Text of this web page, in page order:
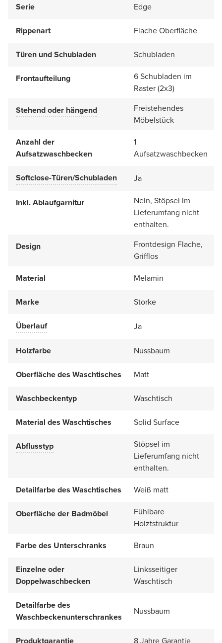
Serie
Edge
Rippenart Flache Oberfläche
Türen und Schubladen Schubladen
Frontaufteilung
6 Schubladen im
Raster (2x3)
Stehend oder hängend
Freistehendes
Möbelstück
Anzahl der
Aufsatzwaschbecken
1
Aufsatzwaschbecken
Softclose-Türen/Schubladen Ja
Inkl. Ablaufgarnitur
Nein, Stöpsel im
Lieferumfang nicht
enthalten.
Design
Frontdesign Flache,
Grifflos
Material
Melamin
Marke Storke
Überlauf Ja
Holzfarbe Nussbaum
Oberfläche des Waschtisches Matt
Waschbeckentyp Waschtisch
Material des Waschtisches Solid Surface
Abflusstyp
Stöpsel im
Lieferumfang nicht
enthalten.
Detailfarbe des Waschtisches
Weiß matt
Oberfläche der Badmöbel
Fühlbare
Holztstruktur
Farbe des Unterschranks
Braun
Einzelne oder
Doppelwaschbecken
Linksseitiger
Waschtisch
Detailfarbe des
Waschbeckenunterschrankes
Nussbaum
Produktgarantie 8 Jahre Garantie